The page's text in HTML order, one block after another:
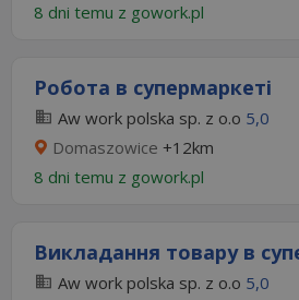
8 dni temu z gowork.pl
Робота в супермаркеті
Aw work polska sp. z o.o 5,0
Domaszowice +12km
8 dni temu z gowork.pl
Викладання товару в
Aw work polska sp. z o.o 5,0